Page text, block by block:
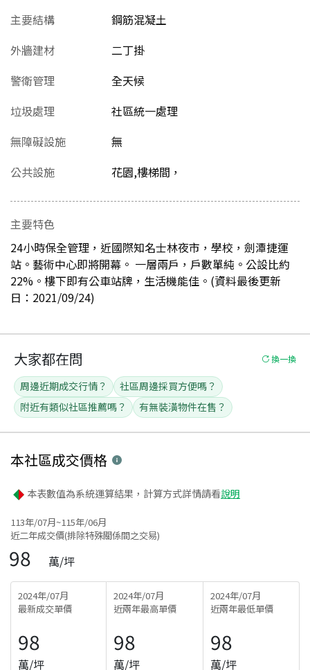
主要結構
鋼筋混凝土
外牆建材
二丁掛
警衛管理
全天候
垃圾處理
社區統一處理
無障礙設施
無
公共設施
花園,樓梯間，
主要特色
24小時保全管理，近國際知名士林夜市，學校，劍潭捷運
站。藝術中心即將開幕。 一層兩戶，戶數單純。公設比約
22%。樓下即有公車站牌，生活機能佳。(資料最後更新
日：2021/09/24)
大家都在問 換一換
周邊近期成交行情？
社區周邊採買方便嗎？
附近有類似社區推薦嗎？
有無裝潢物件在售？
本社區成交價格
本表數值為系統運算結果，計算方式詳情請看說明
113年/07月~115年/06月
近二年成交價(排除特殊關係間之交易)
98 萬/坪
2024年/07月
最新成交單價
98
萬/坪
2024年/07月
近兩年最高單價
98
萬/坪
2024年/07月
近兩年最低單價
98
萬/坪